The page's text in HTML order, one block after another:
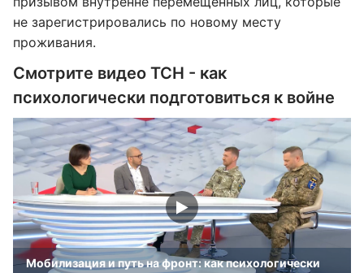
не зарегистрировались по новому месту
проживания.
Смотрите видео ТСН - как
психологически подготовиться к войне
Мобилизация и путь на фронт: как психологически